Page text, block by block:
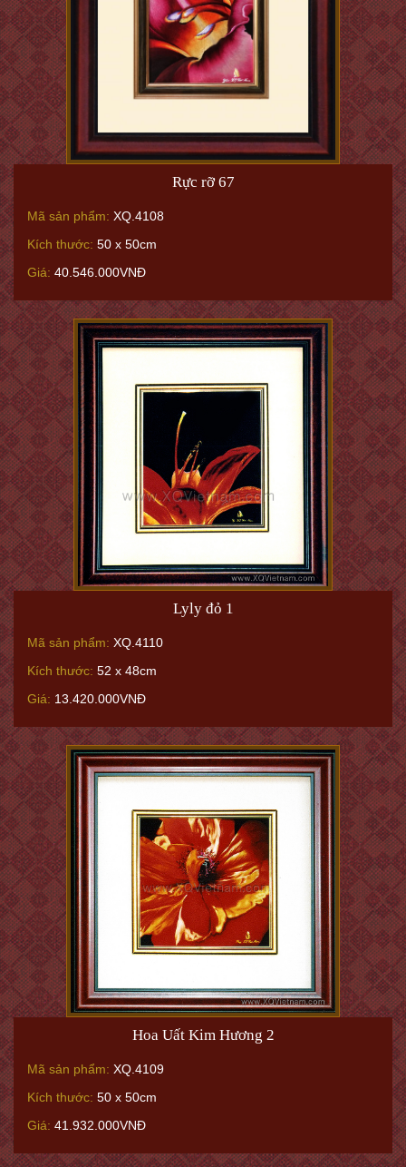
Rực rỡ 67
Mã sản phẩm: XQ.4108
Kích thước: 50 x 50cm
Giá: 40.546.000VNĐ
Lyly đỏ 1
Mã sản phẩm: XQ.4110
Kích thước: 52 x 48cm
Giá: 13.420.000VNĐ
Hoa Uất Kim Hương 2
Mã sản phẩm: XQ.4109
Kích thước: 50 x 50cm
Giá: 41.932.000VNĐ